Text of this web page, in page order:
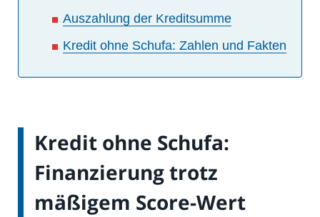
Auszahlung der Kreditsumme
Kredit ohne Schufa: Zahlen und Fakten
Kredit ohne Schufa:
Finanzierung trotz
mäßigem Score-Wert